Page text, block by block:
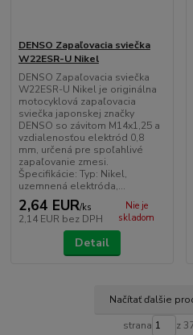
DENSO Zapaľovacia sviečka
W22ESR-U Nikel
DENSO Zapaľovacia sviečka
W22ESR-U Nikel je originálna
motocyklová zapaľovacia
sviečka japonskej značky
DENSO so závitom M14x1,25 a
vzdialenosťou elektród 0,8
mm, určená pre spoľahlivé
zapaľovanie zmesi.
Špecifikácie: Typ: Nikel,
uzemnená elektróda,...
2,64 EUR/ks
2,14 EUR bez DPH
Nie je
skladom
Detail
Načítať ďalšie
strana z